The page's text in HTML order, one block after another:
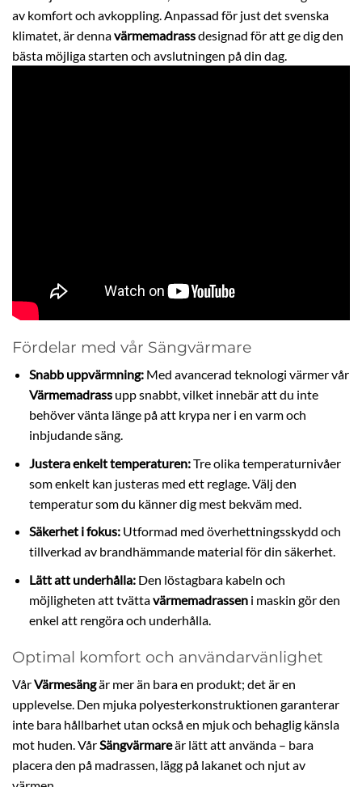
av komfort och avkoppling. Anpassad för just det svenska
klimatet, är dennavärmemadrassdesignad för att ge dig den
bästa möjliga starten och avslutningen på din dag.
Fördelar med vår Sängvärmare
Snabb uppvärmning:Med avancerad teknologi värmer vår
Värmemadrassupp snabbt, vilket innebär att du inte
behöver vänta länge på att krypa ner i en varm och
inbjudande säng.
Justera enkelt temperaturen:Tre olika temperaturnivåer
som enkelt kan justeras med ett reglage. Välj den
temperatur som du känner dig mest bekväm med.
Säkerhet i fokus:Utformad med överhettningsskydd och
tillverkad av brandhämmande material för din säkerhet.
Lätt att underhålla:Den löstagbara kabeln och
möjligheten att tvättavärmemadrasseni maskin gör den
enkel att rengöra och underhålla.
Optimal komfort och användarvänlighet
VårVärmesängär mer än bara en produkt; det är en
upplevelse. Den mjuka polyesterkonstruktionen garanterar
inte bara hållbarhet utan också en mjuk och behaglig känsla
mot huden. VårSängvärmareär lätt att använda – bara
placera den på madrassen, lägg på lakanet och njut av